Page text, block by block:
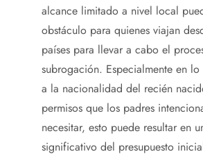
alcance limitado a nivel local
obstáculo para quienes viajan
países para llevar a cabo el
subrogación. Especialmente en lo
a la nacionalidad del recién
permisos que los padres
necesitar, esto puede resultar en
significativo del presupuesto